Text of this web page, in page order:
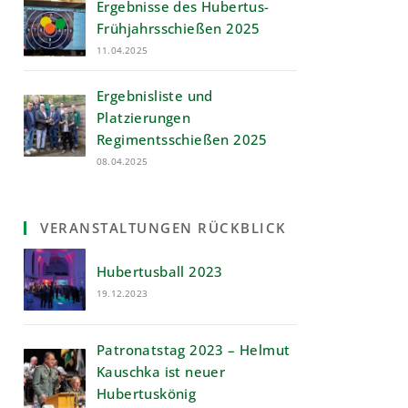
Ergebnisse des Hubertus-
Frühjahrsschießen 2025
11.04.2025
Ergebnisliste und
Platzierungen
Regimentsschießen 2025
08.04.2025
VERANSTALTUNGEN RÜCKBLICK
Hubertusball 2023
19.12.2023
Patronatstag 2023 – Helmut
Kauschka ist neuer
Hubertuskönig